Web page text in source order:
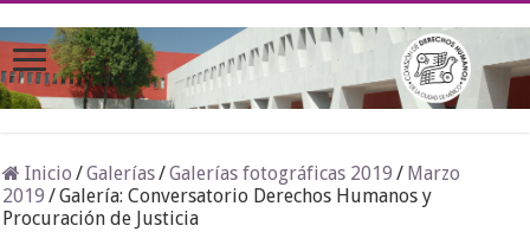
Inicio /Galerías/Galerías fotográficas 2019 / Marzo
2019 /Galería: Conversatorio Derechos Humanos y
Procuración de Justicia